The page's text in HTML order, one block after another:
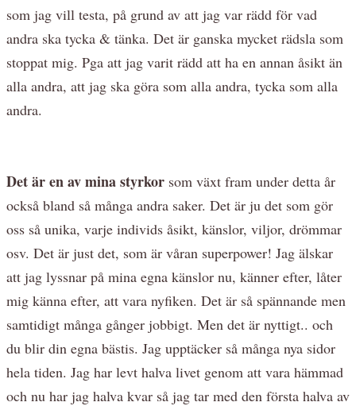
som jag vill testa, på grund av att jag var rädd för vad
andra ska tycka & tänka. Det är ganska mycket rädsla som
stoppat mig. Pga att jag varit rädd att ha en annan åsikt än
alla andra, att jag ska göra som alla andra, tycka som alla
andra.
Det är en av mina styrkor som växt fram under detta år
också bland så många andra saker. Det är ju det som gör
oss så unika, varje individs åsikt, känslor, viljor, drömmar
osv. Det är just det, som är våran superpower! Jag älskar
att jag lyssnar på mina egna känslor nu, känner efter, låter
mig känna efter, att vara nyfiken. Det är så spännande men
samtidigt många gånger jobbigt. Men det är nyttigt.. och
du blir din egna bästis. Jag upptäcker så många nya sidor
hela tiden. Jag har levt halva livet genom att vara hämmad
och nu har jag halva kvar så jag tar med den första halva av